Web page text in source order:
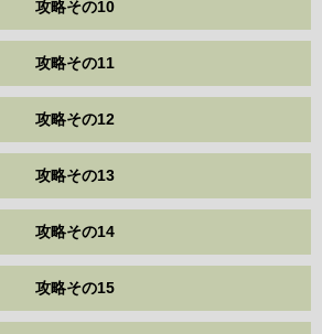
攻略その10
攻略その11
攻略その12
攻略その13
攻略その14
攻略その15